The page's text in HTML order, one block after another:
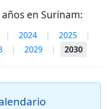
en Surinam:
| 2024 | 2025
|
| 2029 | 2030